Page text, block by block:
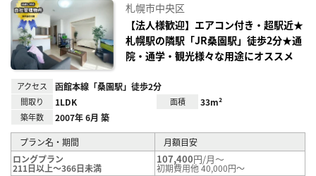
録
札幌市中央区
【法人様歓迎】エアコン付き・超駅近★
札幌駅の隣駅「JR桑園駅」徒歩2分★通
院・通学・観光様々な用途にオススメ
アクセス 函館本線「桑園駅」徒歩2分
間取り 1LDK 面積 33m²
築年数 2007年 6月 築
プラン名・期間
月額目安
ロングプラン
211日以上～366日未満
107,400円/月～
初期費用他 40,000円～